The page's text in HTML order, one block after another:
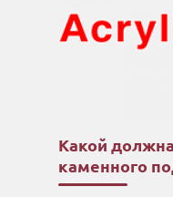
Какой
каменного